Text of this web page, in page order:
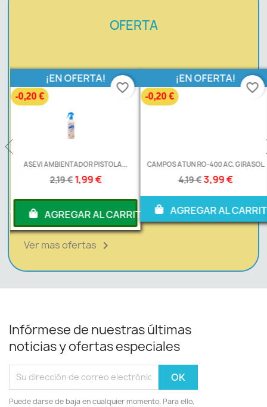
OFERTA
ASEVI AMBIENTADOR PISTOLA...
2,19 € 1,99 €
¡EN OFERTA!
-0,20 €
AGREGAR AL CARRITO
favorite_border
CAMPOS ATUN RO-400 AC. GIRASOL
4,19 € 3,99 €
¡EN OFERTA!
-0,20 €
AGREGAR AL
favorite_border
Ver mas ofertas 
Infórmese de nuestras últimas
noticias y ofertas especiales
Puede darse de baja en cualquier momento. Para ello,